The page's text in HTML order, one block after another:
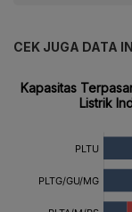
CEK JUGA DATA